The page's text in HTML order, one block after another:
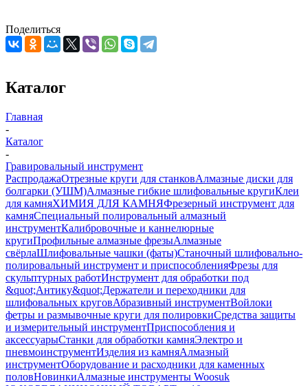
Поделиться
Каталог
Главная
-
Каталог
-
Гравировальный инструмент
РаспродажаОтрезные круги для станковАлмазные диски для
болгарки (УШМ)Алмазные гибкие шлифовальные кругиКлеи
для камняХИМИЯ ДЛЯ КАМНЯФрезерный инструмент для
камняСпециальный полировальный алмазный
инструментКалибровочные и каннелюрные
кругиПрофильные алмазные фрезыАлмазные
свёрлаШлифовальные чашки (фаты)Станочный шлифовально-
полировальный инструмент и приспособленияФрезы для
скульптурных работИнструмент для обработки под
&quot;Антику&quot;Держатели и переходники для
шлифовальных круговАбразивный инструментВойлоки
фетры и размывочные круги для полировкиСредства защиты
и измерительный инструментПриспособления и
аксессуарыСтанки для обработки камняЭлектро и
пневмоинструментИзделия из камняАлмазный
инструментОборудование и расходники для каменных
половНовинкиАлмазные инструменты Woosuk